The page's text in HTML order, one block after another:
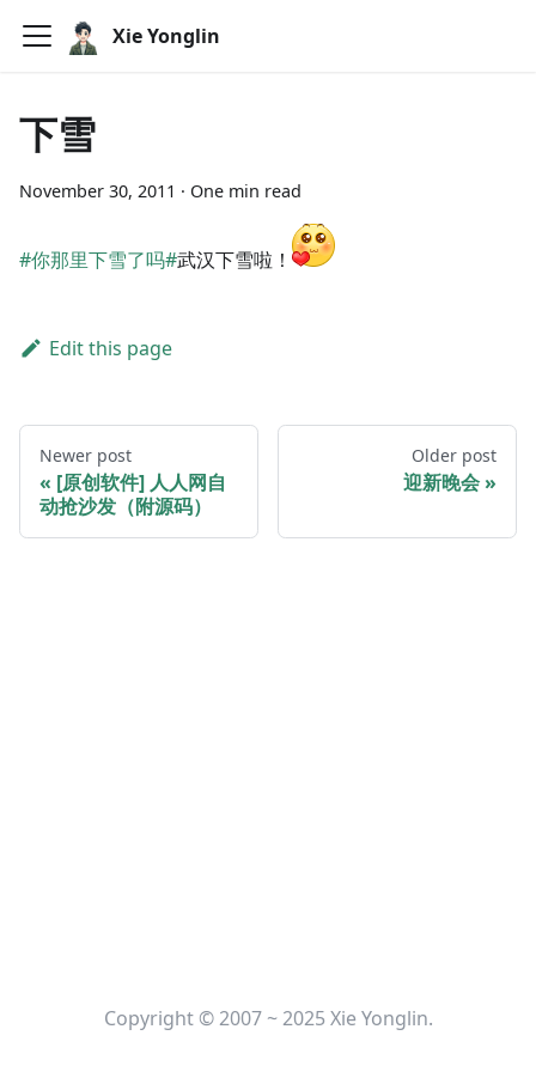
Xie Yonglin
下雪
November 30, 2011 · One min read
#你那里下雪了吗#武汉下雪啦！
Edit this page
Newer post
[原创软件] 人人网自
动抢沙发（附源码）
Older post
迎新晚会
Copyright © 2007 ~ 2025 Xie Yonglin.